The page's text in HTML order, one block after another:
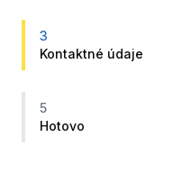
3
Kontaktné údaje
5
Hotovo